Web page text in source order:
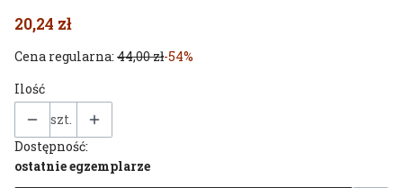
20,24 zł
Cena regularna: 44,00 zł-54%
Ilość
szt.
Dostępność:
ostatnie egzemplarze